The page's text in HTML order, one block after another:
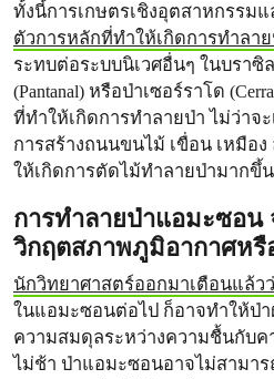
ทั้งนี้การเกษตรเชิงอุตสาหกรรม
ตัวการหลักที่ทำให้เกิดการทำลา
ระทบต่อระบบนิเวศอื่นๆ ในบราซิ
(Pantanal) หรือป่าเซอร์ราโด
ที่ทำให้เกิดการทำลายป่า ไม่ว่าจ
การสร้างถนนขนไม้ เขื่อน เหมือ
ให้เกิดการตัดไม้ทำลายป่ามากขึ้
การทำลายป่าแอมะซอน
วิกฤตสภาพภูมิอากาศหรื
นักวิทยาศาสตร์ออกมาเตือนแล้ว
ในแอมะซอนต่อไป ก็อาจทำให้ป่
ความสมดุลระหว่างความชื้นกับค
ไม่ช้า ป่าแอมะซอนอาจไม่สามา